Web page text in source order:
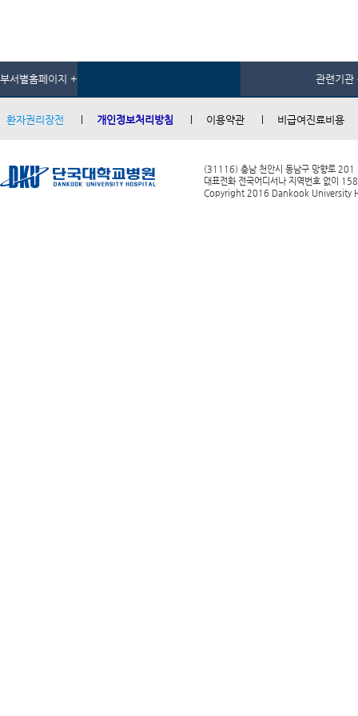
부서별홈페이지 + 관련기관
환자권리장전 개인정보처리방침 이용약관 비급여진료비용
(31116) 충남 천안시 동남구 망향로 201
대표전화 전국어디서나 지역번호 없이
Copyright 2016 Dankook University